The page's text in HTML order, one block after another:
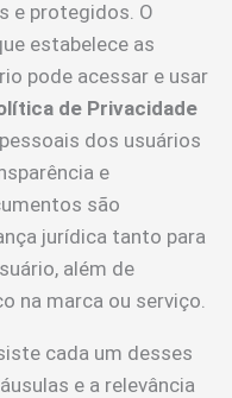
e protegidos. O
estabelece as
pode acessar e usar
de Privacidade
dos usuários
e
são
jurídica tanto para
além de
na marca ou serviço.
cada um desses
e a relevância